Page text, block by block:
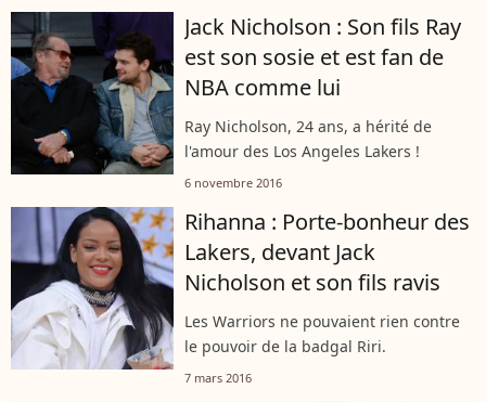
Jack Nicholson : Son fils Ray
est son sosie et est fan de
NBA comme lui
Ray Nicholson, 24 ans, a hérité de
l'amour des Los Angeles Lakers !
6 novembre 2016
Rihanna : Porte-bonheur des
Lakers, devant Jack
Nicholson et son fils ravis
Les Warriors ne pouvaient rien contre
le pouvoir de la badgal Riri.
7 mars 2016